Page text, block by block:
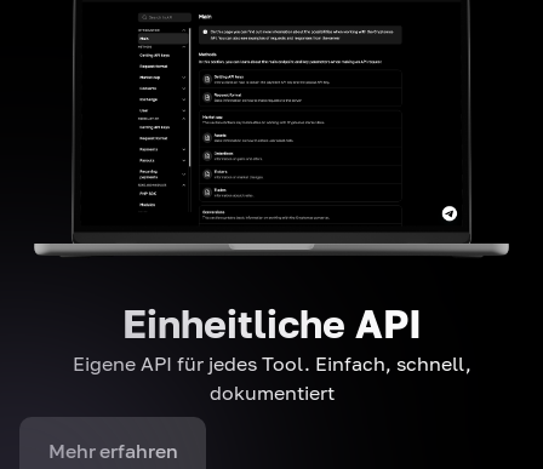
Einheitliche API
Eigene API für jedes Tool. Einfach, schnell,
dokumentiert
Mehr erfahren